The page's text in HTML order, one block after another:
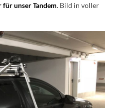
für unser Tandem. Bild in voller